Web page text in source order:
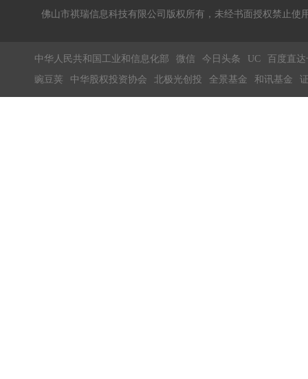
佛山市祺瑞信息科技有限公司版权所有，未经书面授权禁止
中华人民共和国工业和信息化部 微信 今日头条 UC
百度直达
豌豆荚
中华股权投资协会 北极光创投 全景基金 和讯基金